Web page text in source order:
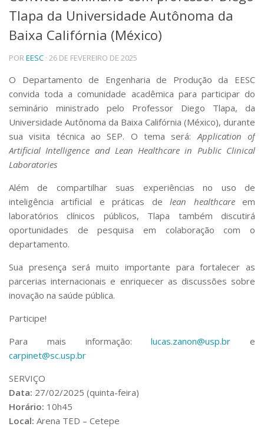
Telefones e Mapas
Pessoas
Ensino
Graduação
Educação a distância
Cursos de Extensão
Pesquisa e Inovação
Linhas de Pesquisa
Centros, Núcleos e Projetos em Rede
Pós-doutorado
Iniciação Científica
Empresas Juniores
Extensão à Comunidade
Projetos, Programas e Cursos
Artes, Cultura e Esportes
Serviços
Bibliotecas
Apoio ao Estudante
RH, Administrativo e Financeiro
Outros serviços
Comunicação
Aplicativos e Sites
Jornal da USP
Agenda de Eventos
Defesa de Teses
Tlapa da Universidade Autônoma da
Baixa Califórnia (México)
POREESC · 26 DE FEVEREIRO DE 2025
O Departamento de Engenharia de Produção da EESC
convida toda a comunidade acadêmica para participar do
seminário ministrado pelo Professor Diego Tlapa, da
Universidade Autônoma da Baixa Califórnia (México), durante
sua visita técnica ao SEP. O tema será: Application of
Artificial Intelligence and Lean Healthcare in Public Clinical
Laboratories
Além de compartilhar suas experiências no uso de
inteligência artificial e práticas delean healthcareem
laboratórios clínicos públicos, Tlapa também discutirá
oportunidades de pesquisa em colaboração com o
departamento.
Sua presença será muito importante para fortalecer as
parcerias internacionais e enriquecer as discussões sobre
inovação na saúde pública.
Participe!
Para mais informação:lucas.zanon@usp.br e
carpinet@sc.usp.br
SERVIÇO
Data: 27/02/2025 (quinta-feira)
Horário: 10h45
Local: Arena TED – Cetepe